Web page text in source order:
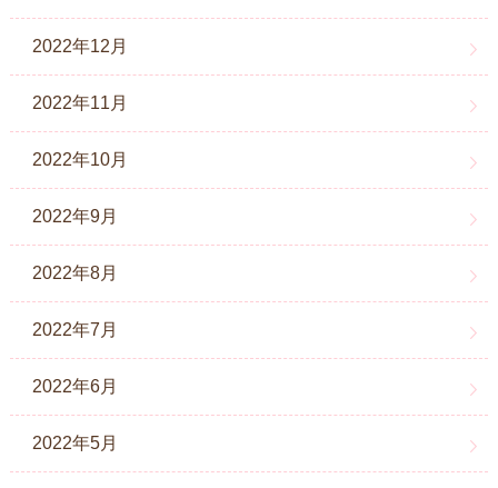
2022年12月
2022年11月
2022年10月
2022年9月
2022年8月
2022年7月
2022年6月
2022年5月